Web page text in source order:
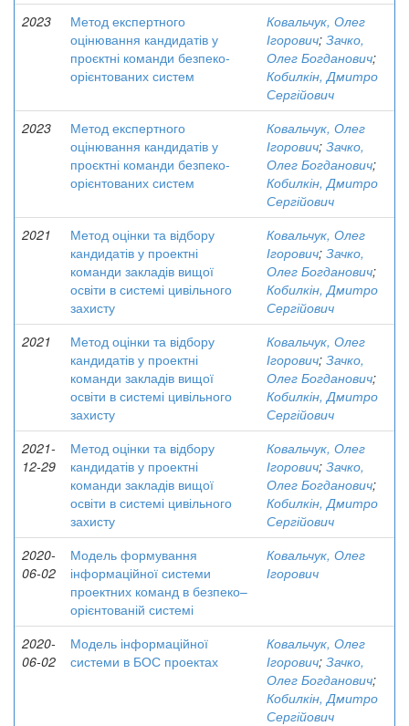
2023
Метод експертного
оцінювання кандидатів у
проєктні команди безпеко-
орієнтованих систем
Ковальчук, Олег
Ігорович; Зачко,
Олег Богданович;
Кобилкін, Дмитро
Сергійович
2023
Метод експертного
оцінювання кандидатів у
проєктні команди безпеко-
орієнтованих систем
Ковальчук, Олег
Ігорович; Зачко,
Олег Богданович;
Кобилкін, Дмитро
Сергійович
2021
Метод оцінки та відбору
кандидатів у проектні
команди закладів вищої
освіти в системі цивільного
захисту
Ковальчук, Олег
Ігорович; Зачко,
Олег Богданович;
Кобилкін, Дмитро
Сергійович
2021
Метод оцінки та відбору
кандидатів у проектні
команди закладів вищої
освіти в системі цивільного
захисту
Ковальчук, Олег
Ігорович; Зачко,
Олег Богданович;
Кобилкін, Дмитро
Сергійович
2021-
12-29
Метод оцінки та відбору
кандидатів у проектні
команди закладів вищої
освіти в системі цивільного
захисту
Ковальчук, Олег
Ігорович; Зачко,
Олег Богданович;
Кобилкін, Дмитро
Сергійович
2020-
06-02
Модель формування
інформаційної системи
проектних команд в безпеко–
орієнтованій системі
Ковальчук, Олег
Ігорович
2020-
06-02
Модель інформаційної
системи в БОС проектах
Ковальчук, Олег
Ігорович; Зачко,
Олег Богданович;
Кобилкін, Дмитро
Сергійович